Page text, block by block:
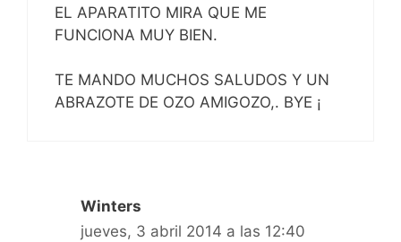
EL APARATITO MIRA QUE ME
FUNCIONA MUY BIEN.
TE MANDO MUCHOS SALUDOS Y UN
ABRAZOTE DE OZO AMIGOZO,. BYE ¡
Winters
jueves, 3 abril 2014 a las 12:40